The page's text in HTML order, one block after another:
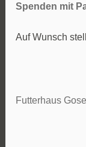
Spenden mit
Auf Wunsch
Futterhaus